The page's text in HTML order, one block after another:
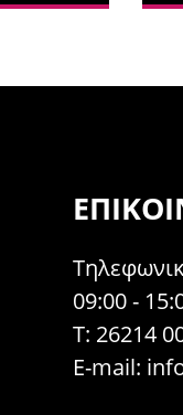
09:00 -
Τ: 26214
E-mail: